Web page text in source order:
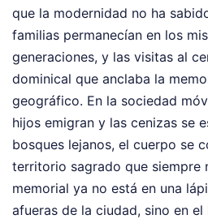
que la modernidad no ha
familias permanecían en los
generaciones, y las visitas al
dominical que anclaba la
geográfico. En la sociedad
hijos emigran y las cenizas se
bosques lejanos, el cuerpo se
territorio sagrado que siempre
memorial ya no está en una
afueras de la ciudad, sino en